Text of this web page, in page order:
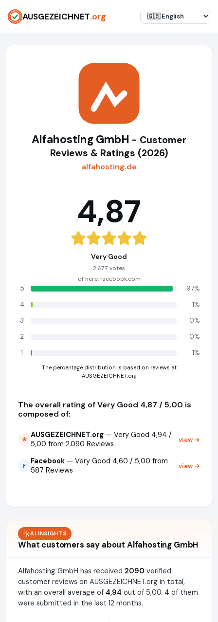
AUSGEZEICHNET.org
Alfahosting GmbH - Customer
Reviews & Ratings (2026)
alfahosting.de
4,87
Very Good
2.677 votes
of here, facebook.com
5
97%
4
1%
3
0%
2
0%
1
1%
The percentage distribution is based on reviews at
AUSGEZEICHNET.org
The overall rating of Very Good 4,87 / 5,00 is
composed of:
★ AUSGEZEICHNET.org — Very Good 4,94 /
5,00 from 2.090 Reviews
view →
F Facebook — Very Good 4,60 / 5,00 from
587 Reviews
view →
AI INSIGHTS
What customers say about Alfahosting GmbH
Alfahosting GmbH has received 2090 verified
customer reviews on AUSGEZEICHNET.org in total,
with an overall average of 4,94 out of 5,00. 4 of them
were submitted in the last 12 months.